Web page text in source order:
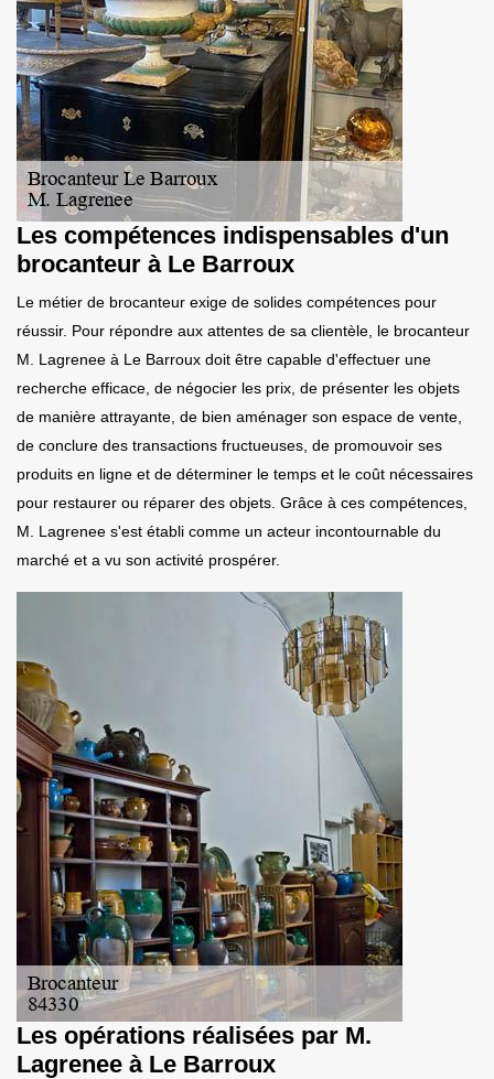
Les compétences indispensables d'un
brocanteur à Le Barroux
Le métier de brocanteur exige de solides compétences pour
réussir. Pour répondre aux attentes de sa clientèle, le brocanteur
M. Lagrenee à Le Barroux doit être capable d'effectuer une
recherche efficace, de négocier les prix, de présenter les objets
de manière attrayante, de bien aménager son espace de vente,
de conclure des transactions fructueuses, de promouvoir ses
produits en ligne et de déterminer le temps et le coût nécessaires
pour restaurer ou réparer des objets. Grâce à ces compétences,
M. Lagrenee s'est établi comme un acteur incontournable du
marché et a vu son activité prospérer.
Les opérations réalisées par M.
Lagrenee à Le Barroux